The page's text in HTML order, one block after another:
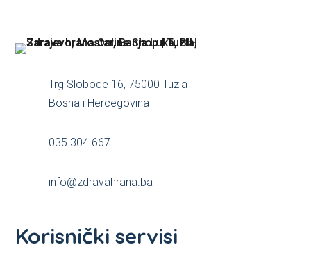
chosen
on
product
chosen
product
Trg Slobode 16, 75000 Tuzla
Bosna i Hercegovina
035 304 667
info@zdravahrana.ba
Korisnički servisi